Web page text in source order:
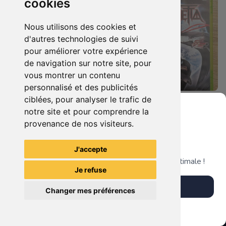
cookies
Nous utilisons des cookies et
d'autres technologies de suivi
pour améliorer votre expérience
de navigation sur notre site, pour
vous montrer un contenu
personnalisé et des publicités
ciblées, pour analyser le trafic de
notre site et pour comprendre la
provenance de nos visiteurs.
J'accepte
Je refuse
Changer mes préférences
7.90 € 0
Duo : The Elder Scrolls Iv - Oblivion + Bioshock Xbox 360
9.90 €
Bayonetta Xbox 360
TheGamingR83
Grenier du Geek
Télécharge notre app pour une expérience optimale !
Télécharger l'app